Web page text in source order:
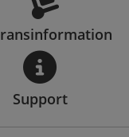
Support